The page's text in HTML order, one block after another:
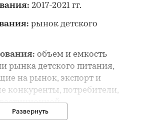
2017-2021 гг.
рынок детского
объем и емкость
рынка детского питания,
на рынок, экспорт и
конкуренты, потребители,
прогноз развития рынка
Развернуть